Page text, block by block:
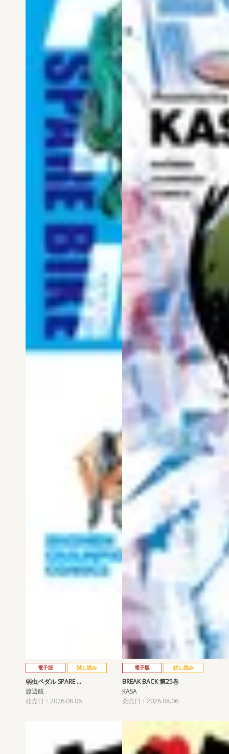
電子版 試し読み
弱虫ペダル SPARE …
渡辺航
発売日：2026.08.06
電子版 試し読み
BREAK BACK 第25巻
KASA
発売日：2026.08.06